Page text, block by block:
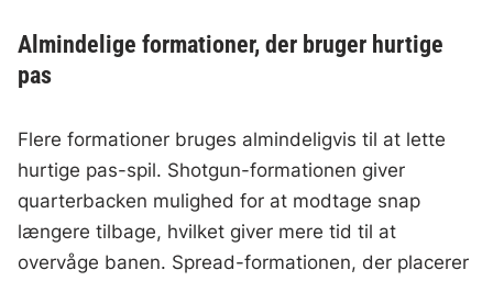
Almindelige formationer, der bruger hurtige
pas
Flere formationer bruges almindeligvis til at lette
hurtige pas-spil. Shotgun-formationen giver
quarterbacken mulighed for at modtage snap
længere tilbage, hvilket giver mere tid til at
overvåge banen. Spread-formationen, der placerer